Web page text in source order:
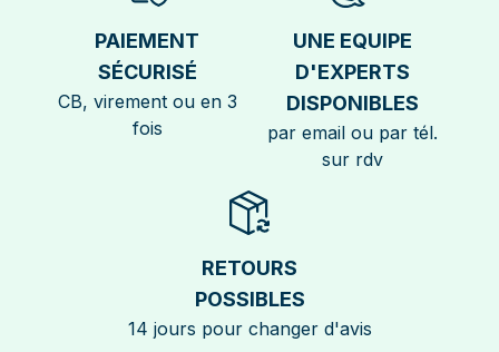
PAIEMENT
SÉCURISÉ
CB, virement ou en 3
fois
UNE EQUIPE
D'EXPERTS
DISPONIBLES
par email ou par tél.
sur rdv
RETOURS
POSSIBLES
14 jours pour changer d'avis